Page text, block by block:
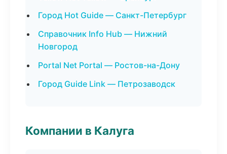
Город Hot Guide — Санкт-Петербург
Справочник Info Hub — Нижний
Новгород
Portal Net Portal — Ростов-на-Дону
Город Guide Link — Петрозаводск
Компании в Калуга